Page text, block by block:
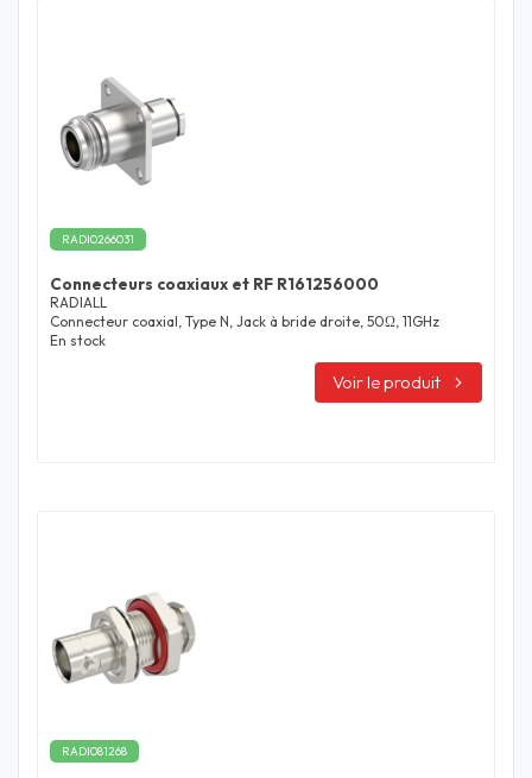
RADI0266031
Connecteurs coaxiaux et RF R161256000
RADIALL
Connecteur coaxial, Type N, Jack à bride droite, 50Ω, 11GHz
En stock
Voir le produit
RADI081268